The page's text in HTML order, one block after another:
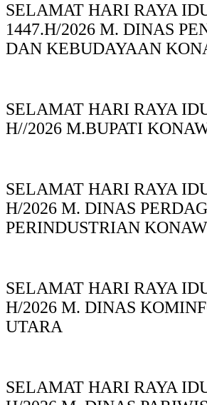
SELAMAT HARI RAYA
1447.H/2026 M. DINAS
DAN KEBUDAYAAN
SELAMAT HARI RAYA
H//2026 M.BUPATI
SELAMAT HARI RAYA
H/2026 M. DINAS
PERINDUSTRIAN
SELAMAT HARI RAYA
H/2026 M. DINAS
UTARA
SELAMAT HARI RAYA